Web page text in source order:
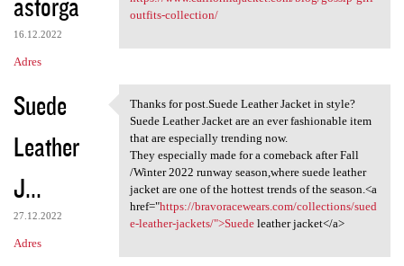
16.12.2022
Adres
outfits-collection/
Suede
Leather
J...
27.12.2022
Adres
Thanks for post.Suede Leather
Thanks for post.Suede Leather Jacket in style?
Suede Leather Jacket are an ever fashionable item
that are especially trending now.
They especially made for a comeback after Fall
/Winter 2022 runway season,where suede leather
jacket are one of the hottest trends of the season.<a
href="https://bravoracewears.com/collections/sued
e-leather-jackets/">Suedeleather jacket</a>